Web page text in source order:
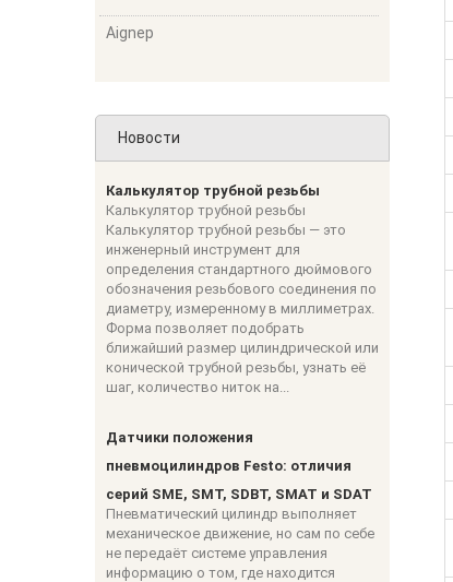
Aignep
Новости
Калькулятор трубной резьбы
Калькулятор трубной резьбы
Калькулятор трубной резьбы — это
инженерный инструмент для
определения стандартного дюймового
обозначения резьбового соединения по
диаметру, измеренному в миллиметрах.
Форма позволяет подобрать
ближайший размер цилиндрической или
конической трубной резьбы, узнать её
шаг, количество ниток на...
Датчики положения
пневмоцилиндров Festo: отличия
серий SME, SMT, SDBT, SMAT и SDAT
Пневматический цилиндр выполняет
механическое движение, но сам по себе
не передаёт системе управления
информацию о том, где находится